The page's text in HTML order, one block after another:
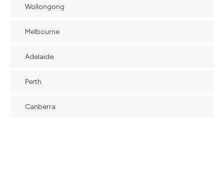
Wollongong
Melbourne
Adelaide
Perth
Canberra